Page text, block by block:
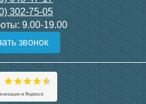
Конвектор ITT.080.200.1000
с решеткой GRILL.SGW-20-
Подробнее
302-75-05
9.00-19.00
звонок